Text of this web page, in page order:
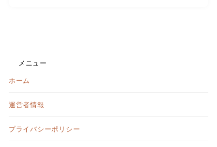
メニュー
ホーム
運営者情報
プライバシーポリシー